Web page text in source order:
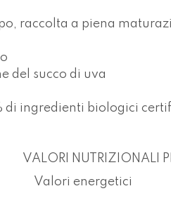
raccolta a piena
del succo di uva
ingredienti biologici
VALORI NUTRIZIONALI
Valori energetici